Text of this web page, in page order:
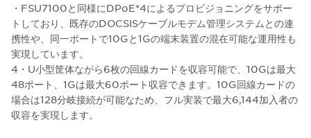
・FSU7100と同様にDPoE*4によるプロビジョニングをサポー
トしており、既存のDOCSISケーブルモデム管理システムとの連
携性や、同一ポートで10Gと1Gの端末装置の混在可能な運用性も
実現しています。
4・U小型筐体ながら6枚の回線カードを収容可能で、10Gは最大
48ポート、1Gは最大60ポート収容できます。10G回線カードの
場合は128分岐接続が可能なため、フル実装で最大6,144加入者の
収容を実現します。